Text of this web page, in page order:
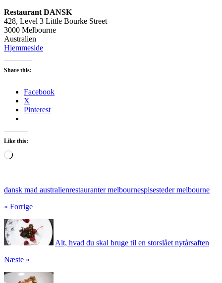
Restaurant DANSK
428, Level 3 Little Bourke Street
3000 Melbourne
Australien
Hjemmeside
Share this:
Facebook
X
Pinterest
Like this:
Loading…
dansk mad australienrestauranter melbournespisesteder melbourne
« Forrige
Alt, hvad du skal bruge til en storslået nytårsaften
Næste »